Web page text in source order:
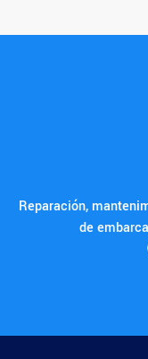
Reparación,
de